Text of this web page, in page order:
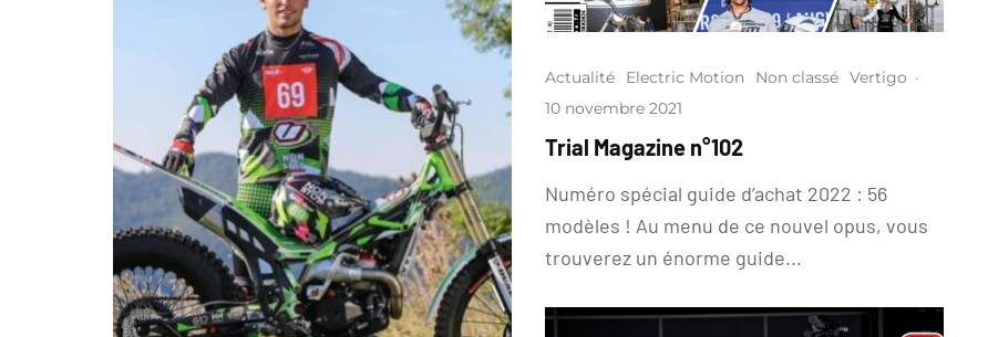
Actualité Electric Motion Non classé Vertigo ·
10 novembre 2021
Trial Magazine n°102
Numéro spécial guide d’achat 2022 : 56
modèles ! Au menu de ce nouvel opus, vous
trouverez un énorme guide...